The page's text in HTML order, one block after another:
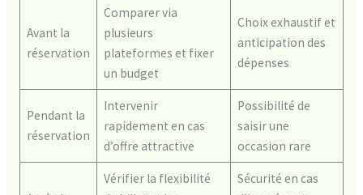
Avant la
réservation
Comparer via
plusieurs
plateformes et fixer
un budget
Choix exhaustif et
anticipation des
dépenses
Pendant la
réservation
Intervenir
rapidement en cas
d’offre attractive
Possibilité de
saisir une
occasion rare
Vérifier la flexibilité
Sécurité en cas